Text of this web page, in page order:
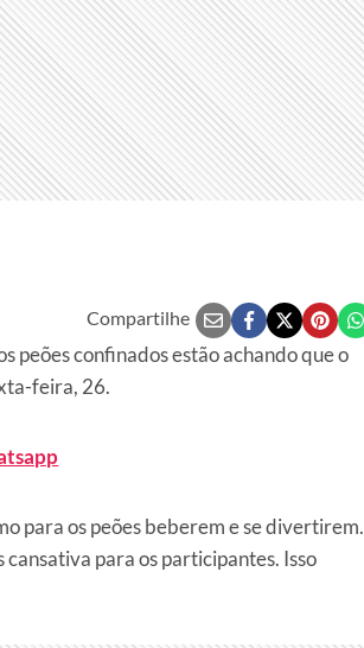
Compartilhe
peões confinados estão achando que o
feira, 26.
para os peões beberem e se divertirem.
para os participantes. Isso